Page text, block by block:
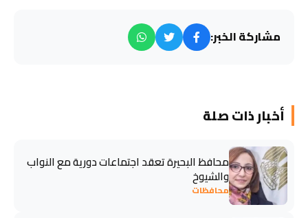
مشاركة الخبر:
أخبار ذات صلة
محافظ البحيرة تعقد اجتماعات دورية مع النواب
والشيوخ
محافظات